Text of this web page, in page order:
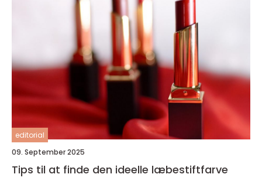
editorial
09. September 2025
Tips til at finde den ideelle læbestiftfarve